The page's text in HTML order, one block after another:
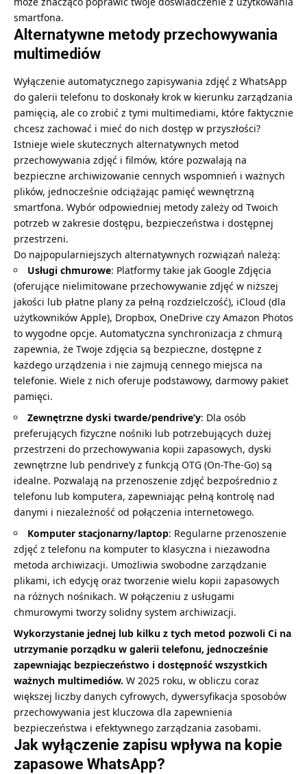
smartfona.
Alternatywne metody przechowywania
multimediów
Wyłączenie automatycznego zapisywania zdjęć z WhatsApp
do galerii telefonu to doskonały krok w kierunku zarządzania
pamięcią, ale co zrobić z tymi multimediami, które faktycznie
chcesz zachować i mieć do nich dostęp w przyszłości?
Istnieje wiele skutecznych alternatywnych metod
przechowywania zdjęć i filmów, które pozwalają na
bezpieczne archiwizowanie cennych wspomnień i ważnych
plików, jednocześnie odciążając pamięć wewnętrzną
smartfona. Wybór odpowiedniej metody zależy od Twoich
potrzeb w zakresie dostępu, bezpieczeństwa i dostępnej
przestrzeni.
Do najpopularniejszych alternatywnych rozwiązań należą:
Usługi chmurowe: Platformy takie jak Google Zdjęcia
(oferujące nielimitowane przechowywanie zdjęć w niższej
jakości lub płatne plany za pełną rozdzielczość), iCloud (dla
użytkowników Apple), Dropbox, OneDrive czy Amazon Photos
to wygodne opcje. Automatyczna synchronizacja z chmurą
zapewnia, że Twoje zdjęcia są bezpieczne, dostępne z
każdego urządzenia i nie zajmują cennego miejsca na
telefonie. Wiele z nich oferuje podstawowy, darmowy pakiet
pamięci.
Zewnętrzne dyski twarde/pendrive’y: Dla osób
preferujących fizyczne nośniki lub potrzebujących dużej
przestrzeni do przechowywania kopii zapasowych, dyski
zewnętrzne lub pendrive’y z funkcją OTG (On-The-Go) są
idealne. Pozwalają na przenoszenie zdjęć bezpośrednio z
telefonu lub komputera, zapewniając pełną kontrolę nad
danymi i niezależność od połączenia internetowego.
Komputer stacjonarny/laptop: Regularne przenoszenie
zdjęć z telefonu na komputer to klasyczna i niezawodna
metoda archiwizacji. Umożliwia swobodne zarządzanie
plikami, ich edycję oraz tworzenie wielu kopii zapasowych
na różnych nośnikach. W połączeniu z usługami
chmurowymi tworzy solidny system archiwizacji.
Wykorzystanie jednej lub kilku z tych metod pozwoli Ci na
utrzymanie porządku w galerii telefonu, jednocześnie
zapewniając bezpieczeństwo i dostępność wszystkich
ważnych multimediów. W 2025 roku, w obliczu coraz
większej liczby danych cyfrowych, dywersyfikacja sposobów
przechowywania jest kluczowa dla zapewnienia
bezpieczeństwa i efektywnego zarządzania zasobami.
Jak wyłączenie zapisu wpływa na kopie
zapasowe WhatsApp?